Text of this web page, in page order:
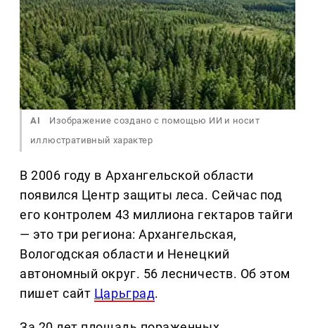
AI
Изображение создано с помощью ИИ и носит
иллюстративный характер
В 2006 году в Архангельской области
появился Центр защиты леса. Сейчас под
его контролем 43 миллиона гектаров тайги
— это три региона: Архангельская,
Вологодская области и Ненецкий
автономный округ. 56 лесничеств. Об этом
пишет сайт Царьград.